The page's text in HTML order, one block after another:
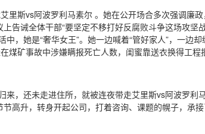
里斯vs阿波罗利马素尔 。她在公开场合多次强调廉
告诫全体干部“要坚定不移打好反腐败斗争这场攻
中，她是“奢华女王”。她一边喊着“管好家人”，一边
煤矿事故中涉嫌瞒报死亡人数，闺蜜靠送衣换得工程
来，还未走进住所，就被连夜带走艾里斯vs阿波罗利
高升，转身开起公司，打着咨询、课题的幌子，承